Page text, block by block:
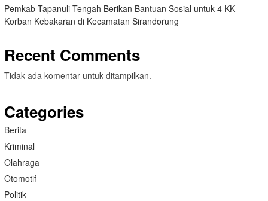
Pemkab Tapanuli Tengah Berikan Bantuan Sosial untuk 4 KK
Korban Kebakaran di Kecamatan Sirandorung
Recent Comments
Tidak ada komentar untuk ditampilkan.
Categories
Berita
Kriminal
Olahraga
Otomotif
Politik